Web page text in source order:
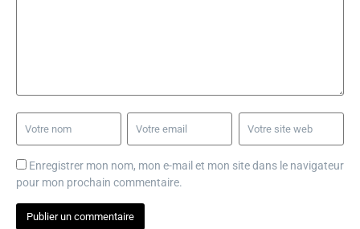
Enregistrer mon nom, mon e-mail et mon site dans le navigateur
pour mon prochain commentaire.